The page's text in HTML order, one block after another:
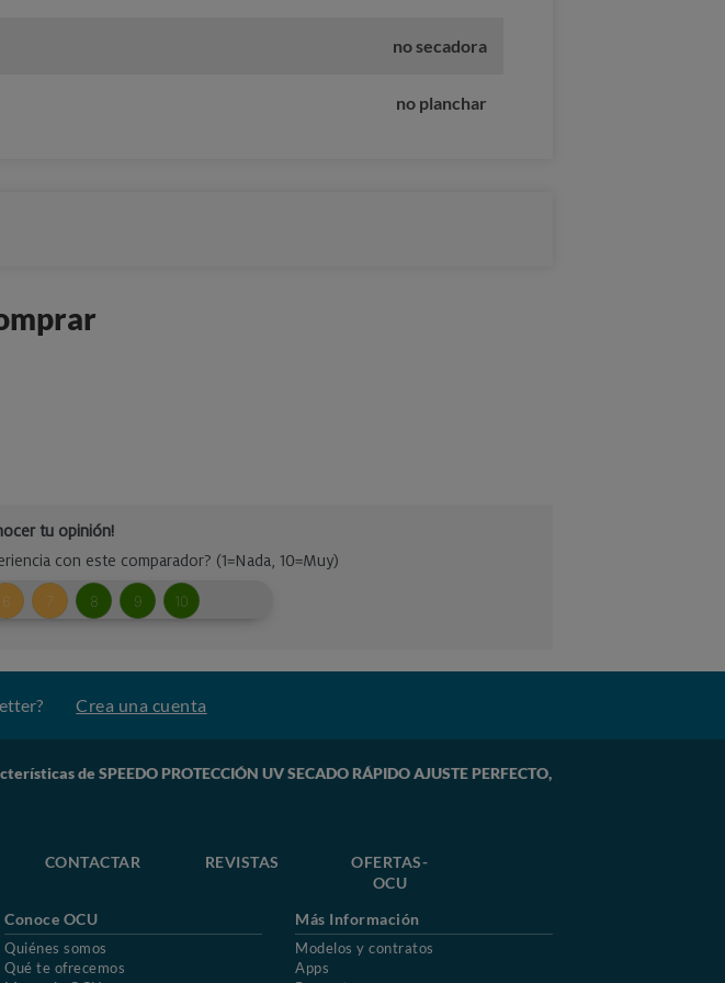
no secadora
no planchar
Crea una cuenta
de SPEEDO PROTECCIÓN UV SECADO RÁPIDO AJUSTE PERFECTO,
CONTACTAR REVISTAS
OFERTAS-
OCU
Conoce OCU
Quiénes somos
Qué te ofrecemos
Más Información
Modelos y contratos
Apps